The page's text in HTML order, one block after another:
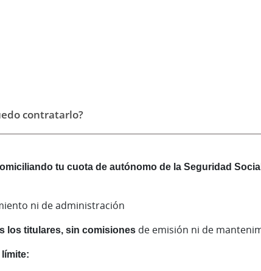
contratarlo?
tu cuota de autónomo de la Seguridad
ni de administración
los titulares, sin comisiones de emisión ni de